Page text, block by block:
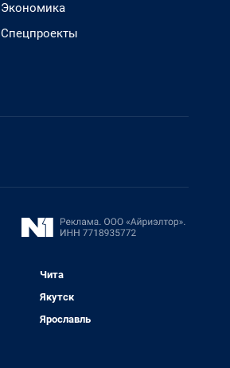
Экономика
Спецпроекты
Чита
Якутск
Ярославль